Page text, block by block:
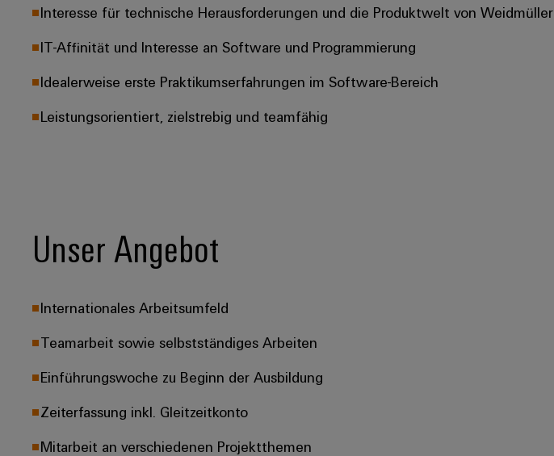
Interesse für technische Herausforderungen und die Produktwelt von Weidmüller​
IT-Affinität​ und Interesse an Software und Programmierung
Idealerweise erste Praktikumserfahrungen​ im Software-Bereich
Leistungsorientiert, zielstrebig und teamfähig
Unser Angebot
Internationales Arbeitsumfeld
Teamarbeit sowie selbstständiges Arbeiten
Einführungswoche zu Beginn der Ausbildung
Zeiterfassung inkl. Gleitzeitkonto
Mitarbeit an verschiedenen Projektthemen